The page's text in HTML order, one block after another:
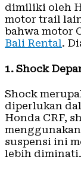
dimiliki oleh
motor trail
bahwa motor
Bali Rental.
1. Shock
Shock
diperlukan
Honda CRF,
suspensi ini
lebih diminati.